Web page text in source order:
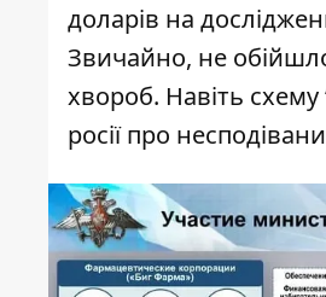
доларів на
Звичайно, не
хвороб. Навіть схему
росії про